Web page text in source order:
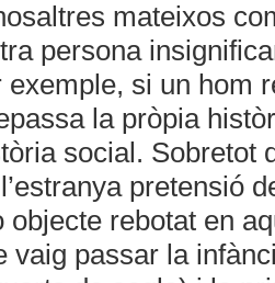
mateixos
persona
exemple, si un hom
la pròpia
social. Sobretot
pretensió
objecte rebotat en
vaig passar la